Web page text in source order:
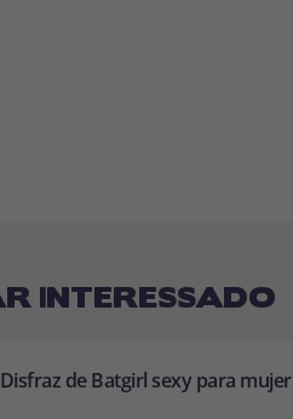
INTERESSADO
Disfraz de Batgirl sexy para mujer